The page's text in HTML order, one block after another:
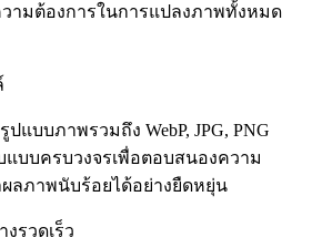
ามต้องการในการแปลงภาพทั้งหมด
แบบภาพรวมถึง WebP, JPG, PNG
บบครบวงจรเพื่อตอบสนองความ
ลภาพนับร้อยได้อย่างยืดหยุ่น
รวดเร็ว